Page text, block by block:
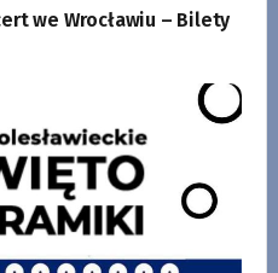
we Wrocławiu – Bilety